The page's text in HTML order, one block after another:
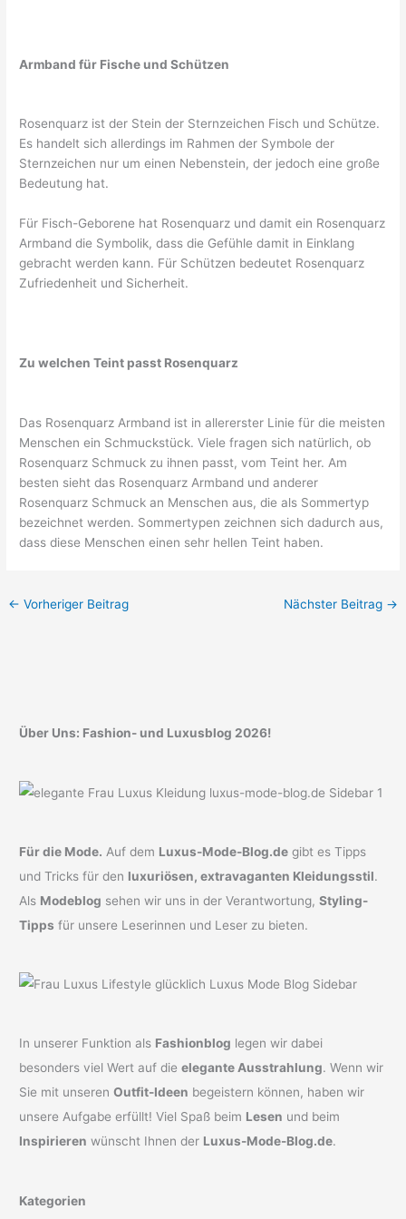
Armband für Fische und Schützen
Rosenquarz ist der Stein der Sternzeichen Fisch und Schütze.
Es handelt sich allerdings im Rahmen der Symbole der
Sternzeichen nur um einen Nebenstein, der jedoch eine große
Bedeutung hat.
Für Fisch-Geborene hat Rosenquarz und damit ein Rosenquarz
Armband die Symbolik, dass die Gefühle damit in Einklang
gebracht werden kann. Für Schützen bedeutet Rosenquarz
Zufriedenheit und Sicherheit.
Zu welchen Teint passt Rosenquarz
Das Rosenquarz Armband ist in allererster Linie für die meisten
Menschen ein Schmuckstück. Viele fragen sich natürlich, ob
Rosenquarz Schmuck zu ihnen passt, vom Teint her. Am
besten sieht das Rosenquarz Armband und anderer
Rosenquarz Schmuck an Menschen aus, die als Sommertyp
bezeichnet werden. Sommertypen zeichnen sich dadurch aus,
dass diese Menschen einen sehr hellen Teint haben.
← Vorheriger Beitrag Nächster Beitrag →
Über Uns: Fashion- und Luxusblog 2026!
Für die Mode. Auf dem Luxus-Mode-Blog.de gibt es Tipps
und Tricks für den luxuriösen, extravaganten Kleidungsstil.
Als Modeblog sehen wir uns in der Verantwortung,Styling-
Tipps für unsere Leserinnen und Leser zu bieten.
In unserer Funktion als Fashionblog legen wir dabei
besonders viel Wert auf dieelegante Ausstrahlung. Wenn wir
Sie mit unserenOutfit-Ideen begeistern können, haben wir
unsere Aufgabe erfüllt! Viel Spaß beim Lesen und beim
Inspirieren wünscht Ihnen der Luxus-Mode-Blog.de.
Kategorien